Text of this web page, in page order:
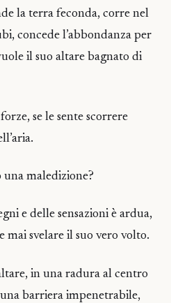
la terra feconda, corre nel
concede l’abbondanza per
il suo altare bagnato di
se le sente scorrere
una maledizione?
e delle sensazioni è ardua,
mai svelare il suo vero volto.
in una radura al centro
barriera impenetrabile,